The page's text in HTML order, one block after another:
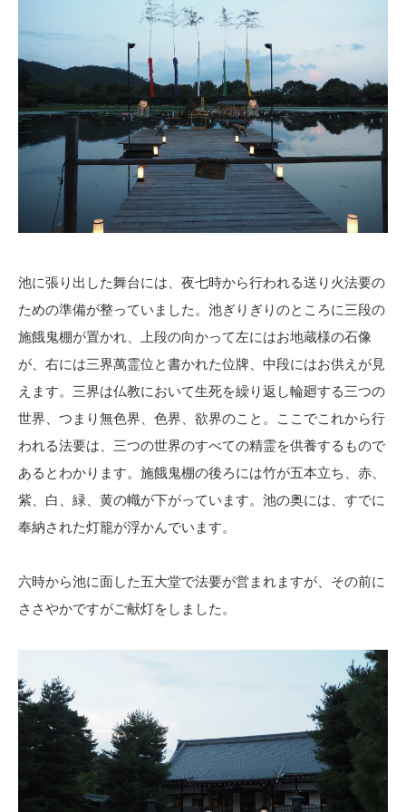
池に張り出した舞台には、夜七時から行われる送り火法要の
ための準備が整っていました。池ぎりぎりのところに三段の
施餓鬼棚が置かれ、上段の向かって左にはお地蔵様の石像
が、右には三界萬霊位と書かれた位牌、中段にはお供えが見
えます。三界は仏教において生死を繰り返し輪廻する三つの
世界、つまり無色界、色界、欲界のこと。ここでこれから行
われる法要は、三つの世界のすべての精霊を供養するもので
あるとわかります。施餓鬼棚の後ろには竹が五本立ち、赤、
紫、白、緑、黄の幟が下がっています。池の奥には、すでに
奉納された灯籠が浮かんでいます。
六時から池に面した五大堂で法要が営まれますが、その前に
ささやかですがご献灯をしました。